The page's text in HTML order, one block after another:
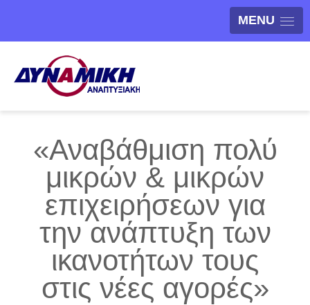
MENU
«Αναβάθμιση πολύ
μικρών & μικρών
επιχειρήσεων για
την ανάπτυξη των
ικανοτήτων τους
στις νέες αγορές»